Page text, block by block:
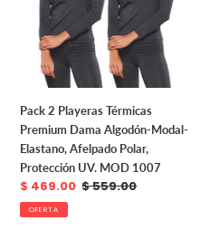
Dama
Algodón-
Modal-
Elastano,
Afelpado
Polar,
Protección
UV.
MOD
1007
Pack 2 Playeras Térmicas
Premium Dama Algodón-Modal-
Elastano, Afelpado Polar,
Protección UV. MOD 1007
Precio
de
venta
$ 469.00 Precio
$ 559.00
OFERTA